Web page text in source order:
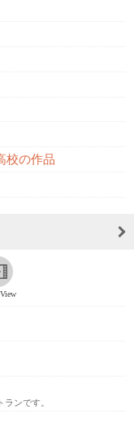
校の作品
ンです。